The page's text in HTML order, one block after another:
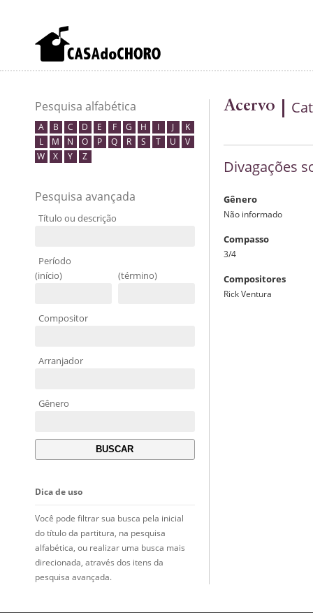
Pesquisa alfabética
A B C D E F G H I J
K
L
M N O P Q R S T U
V
W
X Y Z
Pesquisa avançada
Título ou descrição
Período
(início)
(término)
Compositor
Arranjador
Gênero
Dica de uso
Você pode filtrar sua busca pela inicial
do título da partitura, na pesquisa
alfabética, ou realizar uma busca mais
direcionada, através dos itens da
pesquisa avançada.
Acervo
Divagações
Gênero
Não informado
Compasso
3/4
Compositores
Rick Ventura